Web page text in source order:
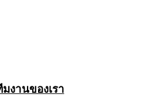
มงานของเรา